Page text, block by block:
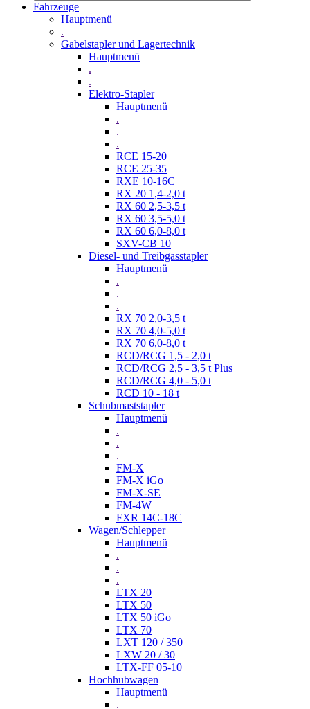
Fahrzeuge
Hauptmenü
.
Gabelstapler und Lagertechnik
Hauptmenü
.
.
Elektro-Stapler
Hauptmenü
.
.
.
RCE 15-20
RCE 25-35
RXE 10-16C
RX 20 1,4-2,0 t
RX 60 2,5-3,5 t
RX 60 3,5-5,0 t
RX 60 6,0-8,0 t
SXV-CB 10
Diesel- und Treibgasstapler
Hauptmenü
.
.
.
RX 70 2,0-3,5 t
RX 70 4,0-5,0 t
RX 70 6,0-8,0 t
RCD/RCG 1,5 - 2,0 t
RCD/RCG 2,5 - 3,5 t Plus
RCD/RCG 4,0 - 5,0 t
RCD 10 - 18 t
Schubmaststapler
Hauptmenü
.
.
.
FM-X
FM-X iGo
FM-X-SE
FM-4W
FXR 14C-18C
Wagen/Schlepper
Hauptmenü
.
.
.
LTX 20
LTX 50
LTX 50 iGo
LTX 70
LXT 120 / 350
LXW 20 / 30
LTX-FF 05-10
Hochhubwagen
Hauptmenü
.